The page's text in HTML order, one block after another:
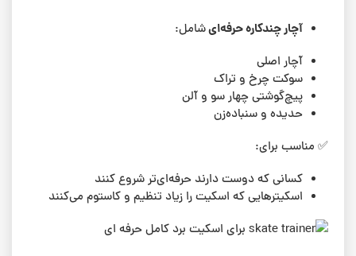
آچار چندکاره حرفه‌ایشامل:
آچار اصلی
سوکت چرخ و تراک
پیچ‌گوشتی چهار سو و آلن
حدیده و سنباده‌زن
✅ مناسب برای:
کسانی که دوست دارند حرفه‌ای‌تر شروع کنند
اسکیترهایی که اسکیت را زیاد تنظیم و کاستوم می‌کنند